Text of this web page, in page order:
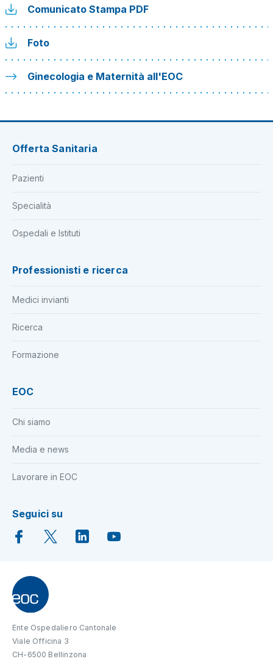
Comunicato Stampa PDF
Foto
Ginecologia e Maternità all'EOC
Offerta Sanitaria
Pazienti
Specialità
Ospedali e Istituti
Professionisti e ricerca
Medici invianti
Ricerca
Formazione
EOC
Chi siamo
Media e news
Lavorare in EOC
Seguici su
Ente Ospedaliero Cantonale
Viale Officina 3
CH-6500 Bellinzona